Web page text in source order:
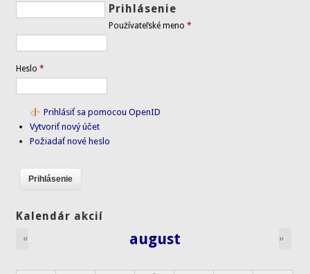
Prihlásenie
Používateľské meno*
Heslo*
Prihlásiť sa pomocou OpenID
Vytvoriť nový účet
Požiadať nové heslo
Kalendár akcií
august
« »